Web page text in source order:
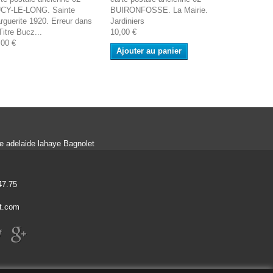
LE-LONG. Sainte
1920. Erreur dans
Bucz...
€
BUIRONFOSSE. La Mairie.
Jardiniers
10,00 €
Ajouter au panier
adelaide lahaye Bagnolet